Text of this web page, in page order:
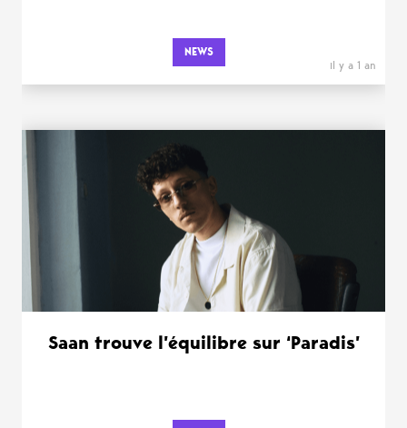
NEWS
il y a 1 an
Saan trouve l’équilibre sur ‘Paradis’